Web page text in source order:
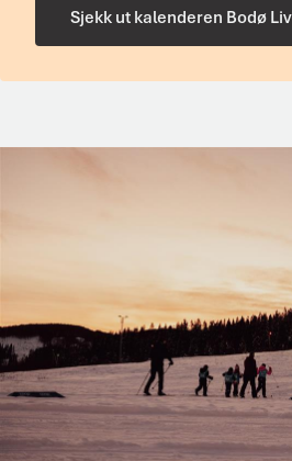
Sjekk ut kalenderen Bodø